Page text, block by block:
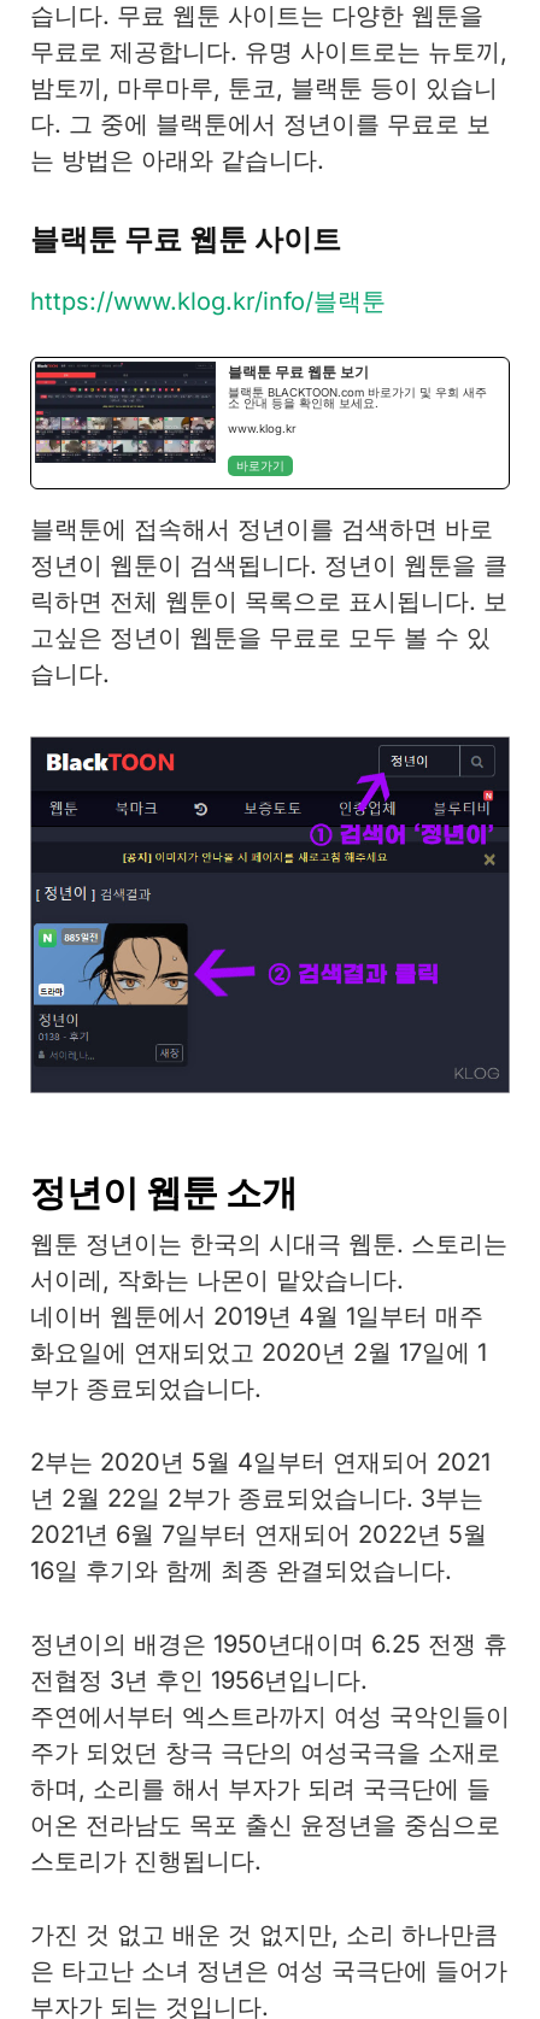
습니다. 무료 웹툰 사이트는 다양한 웹툰을
무료로 제공합니다. 유명 사이트로는 뉴토끼,
밤토끼, 마루마루, 툰코, 블랙툰 등이 있습니
다. 그 중에 블랙툰에서 정년이를 무료로 보
는 방법은 아래와 같습니다.
블랙툰 무료 웹툰 사이트
https://www.klog.kr/info/블랙툰
블랙툰 무료 웹툰 보기
블랙툰 BLACKTOON.com 바로가기 및 우회 새주
소 안내 등을 확인해 보세요.
www.klog.kr
바로가기
블랙툰에 접속해서 정년이를 검색하면 바로
정년이 웹툰이 검색됩니다. 정년이 웹툰을 클
릭하면 전체 웹툰이 목록으로 표시됩니다. 보
고싶은 정년이 웹툰을 무료로 모두 볼 수 있
습니다.
정년이 웹툰 소개
웹툰 정년이는 한국의 시대극 웹툰. 스토리는
서이레, 작화는 나몬이 맡았습니다.
네이버 웹툰에서 2019년 4월 1일부터 매주
화요일에 연재되었고 2020년 2월 17일에 1
부가 종료되었습니다.
2부는 2020년 5월 4일부터 연재되어 2021
년 2월 22일 2부가 종료되었습니다. 3부는
2021년 6월 7일부터 연재되어 2022년 5월
16일 후기와 함께 최종 완결되었습니다.
정년이의 배경은 1950년대이며 6.25 전쟁 휴
전협정 3년 후인 1956년입니다.
주연에서부터 엑스트라까지 여성 국악인들이
주가 되었던 창극 극단의 여성국극을 소재로
하며, 소리를 해서 부자가 되려 국극단에 들
어온 전라남도 목포 출신 윤정년을 중심으로
스토리가 진행됩니다.
가진 것 없고 배운 것 없지만, 소리 하나만큼
은 타고난 소녀 정년은 여성 국극단에 들어가
부자가 되는 것입니다.